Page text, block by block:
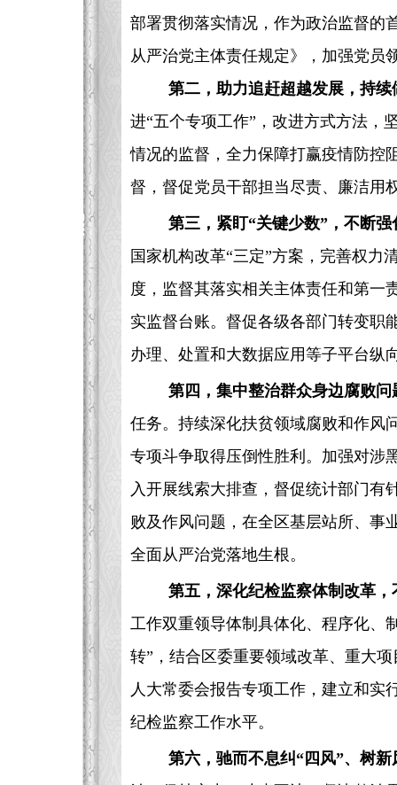
部署贯彻落实情况，作为政治监督的
从严治党主体责任规定》，加强党员
第二，助力追赶超越发展，持
进“五个专项工作”，改进方式方法，
情况的监督，全力保障打赢疫情防控
督，督促党员干部担当尽责、廉洁用
第三，紧盯“关键少数”，不断
国家机构改革“三定”方案，完善权
度，监督其落实相关主体责任和第一
实监督台账。督促各级各部门转变职
办理、处置和大数据应用等子平台纵
第四，集中整治群众身边腐败
任务。持续深化扶贫领域腐败和作风
专项斗争取得压倒性胜利。加强对涉
入开展线索大排查，督促统计部门有
败及作风问题，在全区基层站所、事
全面从严治党落地生根。
第五，深化纪检监察体制改革
工作双重领导体制具体化、程序化、
转”，结合区委重要领域改革、重大
人大常委会报告专项工作，建立和实
纪检监察工作水平。
第六，驰而不息纠“四风”、树